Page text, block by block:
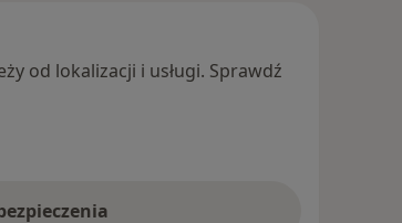
od lokalizacji i usługi. Sprawdź